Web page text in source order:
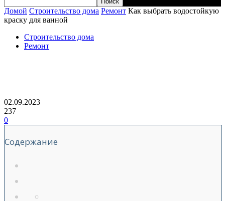
Домой Строительство дома Ремонт Как выбрать водостойкую
краску для ванной
Строительство дома
Ремонт
02.09.2023
237
0
Содержание